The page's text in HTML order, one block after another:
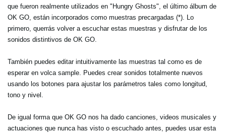
que fueron realmente utilizados en "Hungry Ghosts", el último álbum de
OK GO, están incorporados como muestras precargadas (*). Lo
primero, querrás volver a escuchar estas muestras y disfrutar de los
sonidos distintivos de OK GO.
También puedes editar intuitivamente las muestras tal como es de
esperar en volca sample. Puedes crear sonidos totalmente nuevos
usando los botones para ajustar los parámetros tales como longitud,
tono y nivel.
De igual forma que OK GO nos ha dado canciones, videos musicales y
actuaciones que nunca has visto o escuchado antes, puedes usar esta